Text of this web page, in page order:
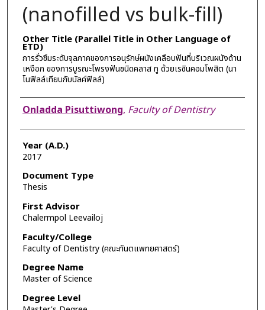
(nanofilled vs bulk-fill)
Other Title (Parallel Title in Other Language of
ETD)
การรั่วซึมระดับจุลภาคของการอนุรักษ์ผนังเคลือบฟันที่บริเวณผนังด้าน
เหงือก ของการบูรณะโพรงฟันชนิดคลาส ทู ด้วยเรซินคอมโพสิต (นา
โนฟิลล์เทียบกับบัลค์ฟิลล์)
Author
Onladda Pisuttiwong, Faculty of Dentistry
Year (A.D.)
2017
Document Type
Thesis
First Advisor
Chalermpol Leevailoj
Faculty/College
Faculty of Dentistry (คณะทันตแพทยศาสตร์)
Degree Name
Master of Science
Degree Level